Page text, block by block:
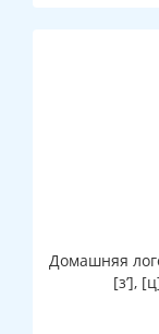
Домашняя
[з’],